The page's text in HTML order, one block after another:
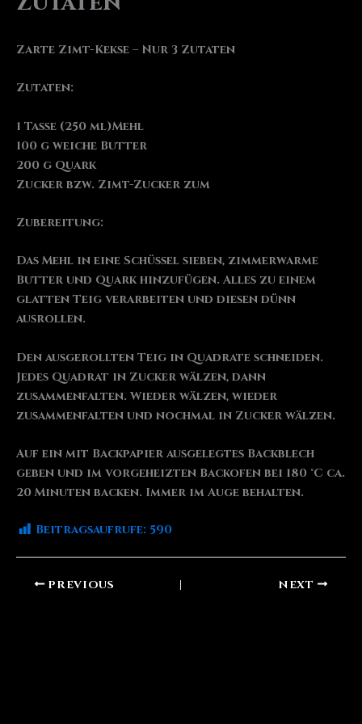
Zarte Zimt-Kekse – Nur 3 Zutaten
Zutaten:
1 Tasse (250 ml)Mehl
100 g weiche Butter
200 g Quark
Zucker bzw. Zimt-Zucker zum
Zubereitung:
Das Mehl in eine Schüssel sieben, zimmerwarme
Butter und Quark hinzufügen. Alles zu einem
glatten Teig verarbeiten und diesen dünn
ausrollen.
Den ausgerollten Teig in Quadrate schneiden.
Jedes Quadrat in Zucker wälzen, dann
zusammenfalten. Wieder wälzen, wieder
zusammenfalten und nochmal in Zucker wälzen.
Auf ein mit Backpapier ausgelegtes Backblech
geben und im vorgeheizten Backofen bei 180 °C ca.
20 Minuten backen. Immer im Auge behalten.
Beitragsaufrufe: 590
PREVIOUS NEXT